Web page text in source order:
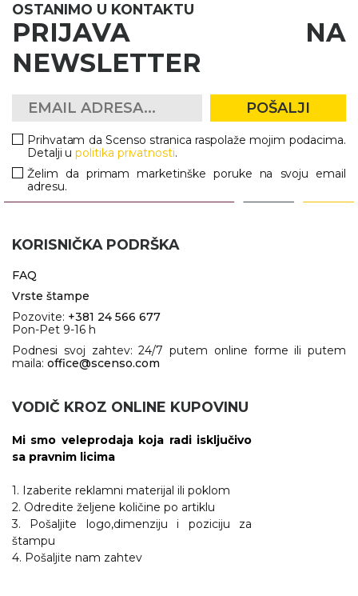
OSTANIMO U KONTAKTU
PRIJAVA NA
NEWSLETTER
POŠALJI
Prihvatam da Scenso stranica raspolaže mojim podacima.
Detalji upolitika privatnosti.
Želim da primam marketinške poruke na svoju email
adresu.
KORISNIČKA PODRŠKA
FAQ
Vrste štampe
Pozovite: +381 24 566 677
Pon-Pet 9-16 h
Podnesi svoj zahtev: 24/7 putem online forme ili putem
maila: office@scenso.com
VODIČ KROZ ONLINE KUPOVINU
Mi smo veleprodaja koja radi isključivo
sa pravnim licima
1. Izaberite reklamni materijal ili poklom
2. Odredite željene količine po artiklu
3. Pošaljite logo,dimenziju i poziciju za
štampu
4. Pošaljite nam zahtev